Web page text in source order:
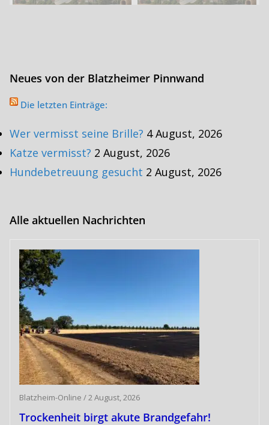
Neues von der Blatzheimer Pinnwand
Die letzten Einträge:
Wer vermisst seine Brille? 4 August, 2026
Katze vermisst? 2 August, 2026
Hundebetreuung gesucht 2 August, 2026
Alle aktuellen Nachrichten
Blatzheim-Online /2 August, 2026
Trockenheit birgt akute Brandgefahr!